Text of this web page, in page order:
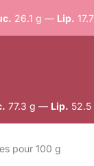
26.1 g — Lip.
77.3 g — Lip. 52.5
pour 100 g